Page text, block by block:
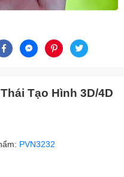
Tạo Hình 3D/4D
PVN3232